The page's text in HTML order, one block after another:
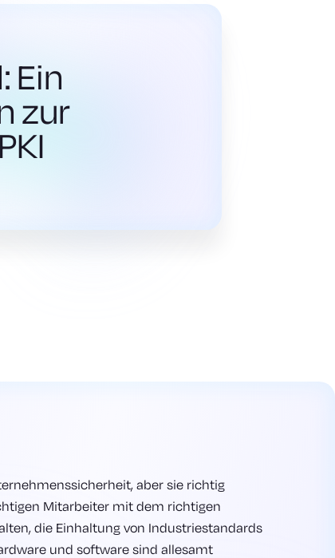
Ein
zur
aber sie richtig
Mitarbeiter mit dem richtigen
die Einhaltung von Industriestandards
und software sind allesamt